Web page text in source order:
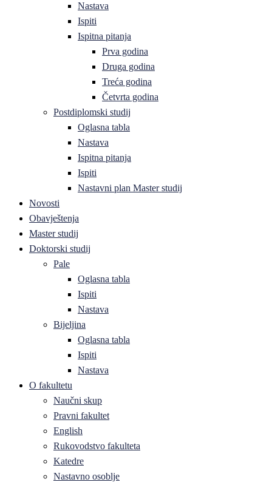
Nastava
Ispiti
Ispitna pitanja
Prva godina
Druga godina
Treća godina
Četvrta godina
Postdiplomski studij
Oglasna tabla
Nastava
Ispitna pitanja
Ispiti
Nastavni plan Master studij
Novosti
Obavještenja
Master studij
Doktorski studij
Pale
Oglasna tabla
Ispiti
Nastava
Bijeljina
Oglasna tabla
Ispiti
Nastava
O fakultetu
Naučni skup
Pravni fakultet
English
Rukovodstvo fakulteta
Katedre
Nastavno osoblje